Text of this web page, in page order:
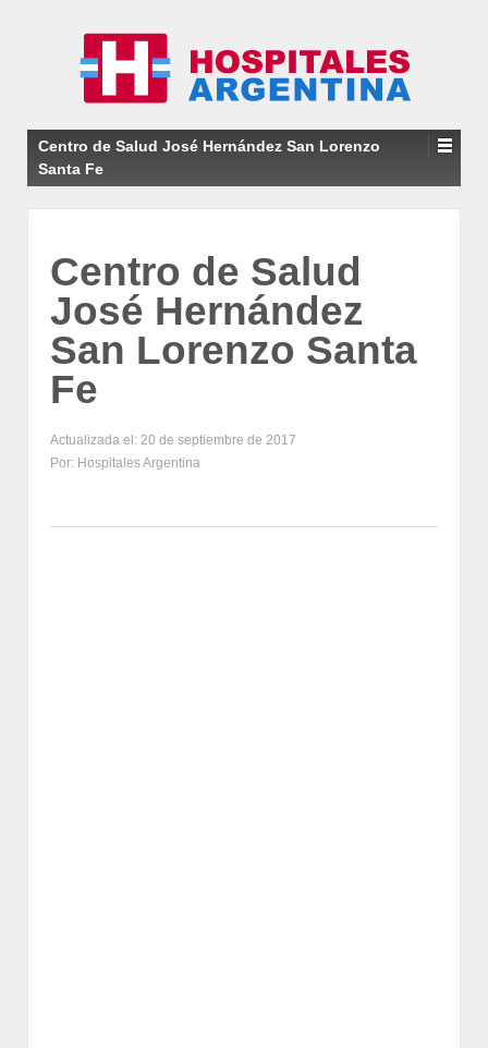
Centro de Salud José Hernández San Lorenzo
Santa Fe
Centro de Salud
José Hernández
San Lorenzo Santa
Fe
Actualizada el: 20 de septiembre de 2017
Por: Hospitales Argentina